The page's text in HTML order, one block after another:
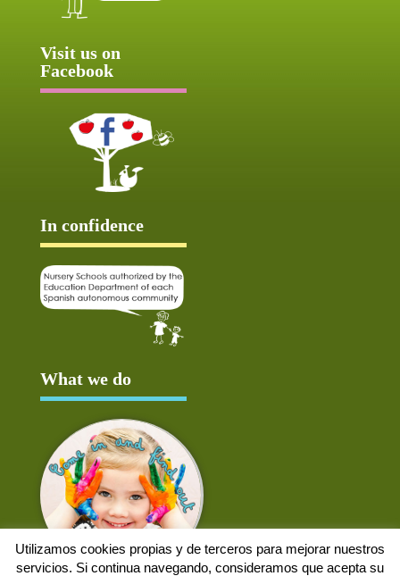
Visit us on
Facebook
In confidence
What we do
Utilizamos cookies propias y de terceros para mejorar nuestros
servicios. Si continua navegando, consideramos que acepta su